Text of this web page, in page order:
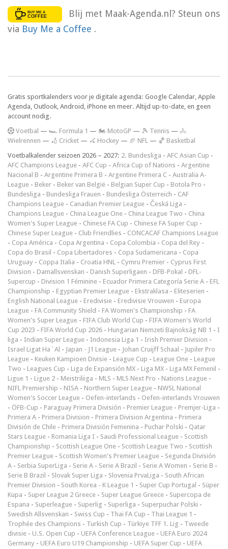
Blij met Maak-Agenda.nl? Steun ons
via Buy Me a Coffee .
Gratis sportkalenders voor je digitale agenda: Google Calendar, Apple
Agenda, Outlook, Android, iPhone en meer. Altijd up-to-date, en geen
account nodig.
Voetbal — 🏎️ Formula 1 — 🏍 MotoGP — 🎾 Tennis — 🚴
Wielrennen — 🏏 Cricket — 🏑 Hockey — 🏈 NFL — 🏀 Basketbal
Voetbalkalender seizoen 2026 – 2027: 2. Bundesliga - AFC Asian Cup -
AFC Champions League - AFC Cup - Africa Cup of Nations - Argentine
Nacional B - Argentine Primera B - Argentine Primera C - Australia A-
League - Beker - Beker van België - Belgian Super Cup - Botola Pro -
Bundesliga - Bundesliga Frauen - Bundesliga Österreich - CAF
Champions League - Canadian Premier League - Česká Liga -
Champions League - China League One - China League Two - China
Women's Super League - Chinese FA Cup - Chinese FA Super Cup -
Chinese Super League - Club Friendlies - CONCACAF Champions League
- Copa América - Copa Argentina - Copa Colombia - Copa del Rey -
Copa do Brasil - Copa Libertadores - Copa Sudamericana - Copa
Uruguay - Coppa Italia - Croatia HNL - Cymru Premier - Cyprus First
Division - Damallsvenskan - Danish Superligaen - DFB-Pokal - DFL-
Supercup - Division 1 Féminine - Ecuador Primera Categoría Serie A - EFL
Championship - Egyptian Premier League - Ekstraklasa - Eliteserien -
English National League - Eredivisie - Eredivisie Vrouwen - Europa
League - FA Community Shield - FA Women's Championship - FA
Women's Super League - FIFA Club World Cup - FIFA Women's World
Cup 2023 - FIFA World Cup 2026 - Hungarian Nemzeti Bajnokság NB 1 - I
liga - Indian Super League - Indonesia Liga 1 - Irish Premier Division -
Israel Ligat Ha`Al - Japan - J1 League - Johan Cruijff Schaal - Jupiler Pro
League - Keuken Kampioen Divisie - League Cup - League One - League
Two - Leagues Cup - Liga de Expansión MX - Liga MX - Liga MX Femenil -
Ligue 1 - Ligue 2 - Meistriliiga - MLS - MLS Next Pro - Nations League -
NIFL Premiership - NISA - Northern Super League - NWSL National
Women's Soccer League - Oefen-interlands - Oefen-interlands Vrouwen
- ÖFB-Cup - Paraguay Primera División - Premier League - Premjer-Liga -
Primera A - Primera Division - Primera Division Argentina - Primera
División de Chile - Primera División Femenina - Puchar Polski - Qatar
Stars League - Romania Liga I - Saudi Professional League - Scottish
Championship - Scottish League One - Scottish League Two - Scottish
Premier League - Scottish Women's Premier League - Segunda División
A - Serbia SuperLiga - Serie A - Serie A Brazil - Serie A Women - Serie B -
Serie B Brazil - Slovak Super Liga - Slovenia PrvaLiga - South African
Premier Division - South Korea - K League 1 - Super Cup Portugal - Süper
Kupa - Super League 2 Greece - Super League Greece - Supercopa de
Espana - Superleague - Superlig - Superliga - Superpuchar Polski -
Swedish Allsvenskan - Swiss Cup - Thai FA Cup - Thai League 1 -
Trophée des Champions - Turkish Cup - Türkiye TFF 1. Lig - Tweede
divisie - U.S. Open Cup - UEFA Conference League - UEFA Euro 2024
Germany - UEFA Euro U19 Championship - UEFA Super Cup - UEFA